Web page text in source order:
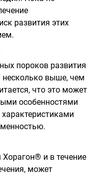
развития этих
пороков развития
несколько выше, чем
что это может
особенностями
и в течение
может